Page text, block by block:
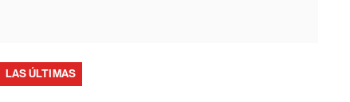
LAS ÚLTIMAS